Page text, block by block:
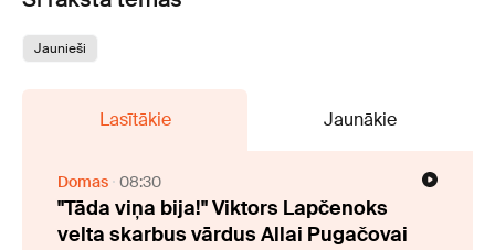
Jaunieši
Lasītākie Jaunākie
Domas 08:30
"Tāda viņa bija!" Viktors Lapčenoks
velta skarbus vārdus Allai Pugačovai